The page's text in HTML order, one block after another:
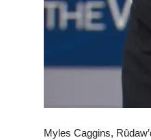
Myles Caggins,